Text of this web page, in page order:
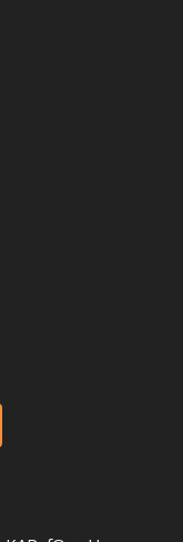
como un
"Lázaro".
y hasta